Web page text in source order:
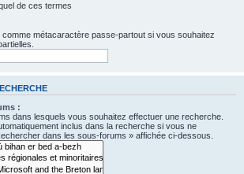
de ces termes
métacaractère passe-partout si vous souhaitez
:
dans lesquels vous souhaitez effectuer une recherche.
inclus dans la recherche si vous ne
dans les sous-forums » affichée ci-dessous.